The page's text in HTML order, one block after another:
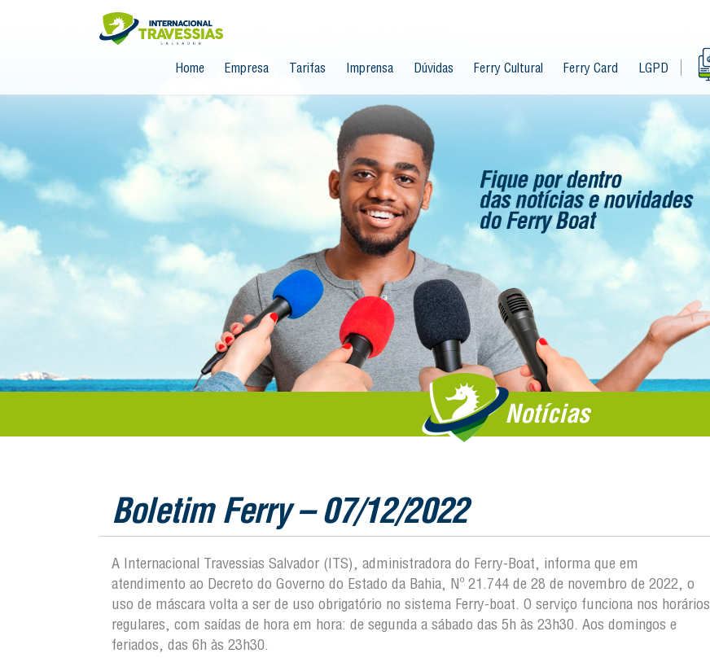
Home Empresa Tarifas Imprensa Dúvidas Ferry Cultural Ferry Card LGPD
Notícias
Boletim Ferry – 07/12/2022
A Internacional Travessias Salvador (ITS), administradora do Ferry-Boat, informa que em
atendimento ao Decreto do Governo do Estado da Bahia, Nº 21.744 de 28 de novembro de 2022, o
uso de máscara volta a ser de uso obrigatório no sistema Ferry-boat. O serviço funciona nos horários
regulares, com saídas de hora em hora: de segunda a sábado das 5h às 23h30. Aos domingos e
feriados, das 6h às 23h30.